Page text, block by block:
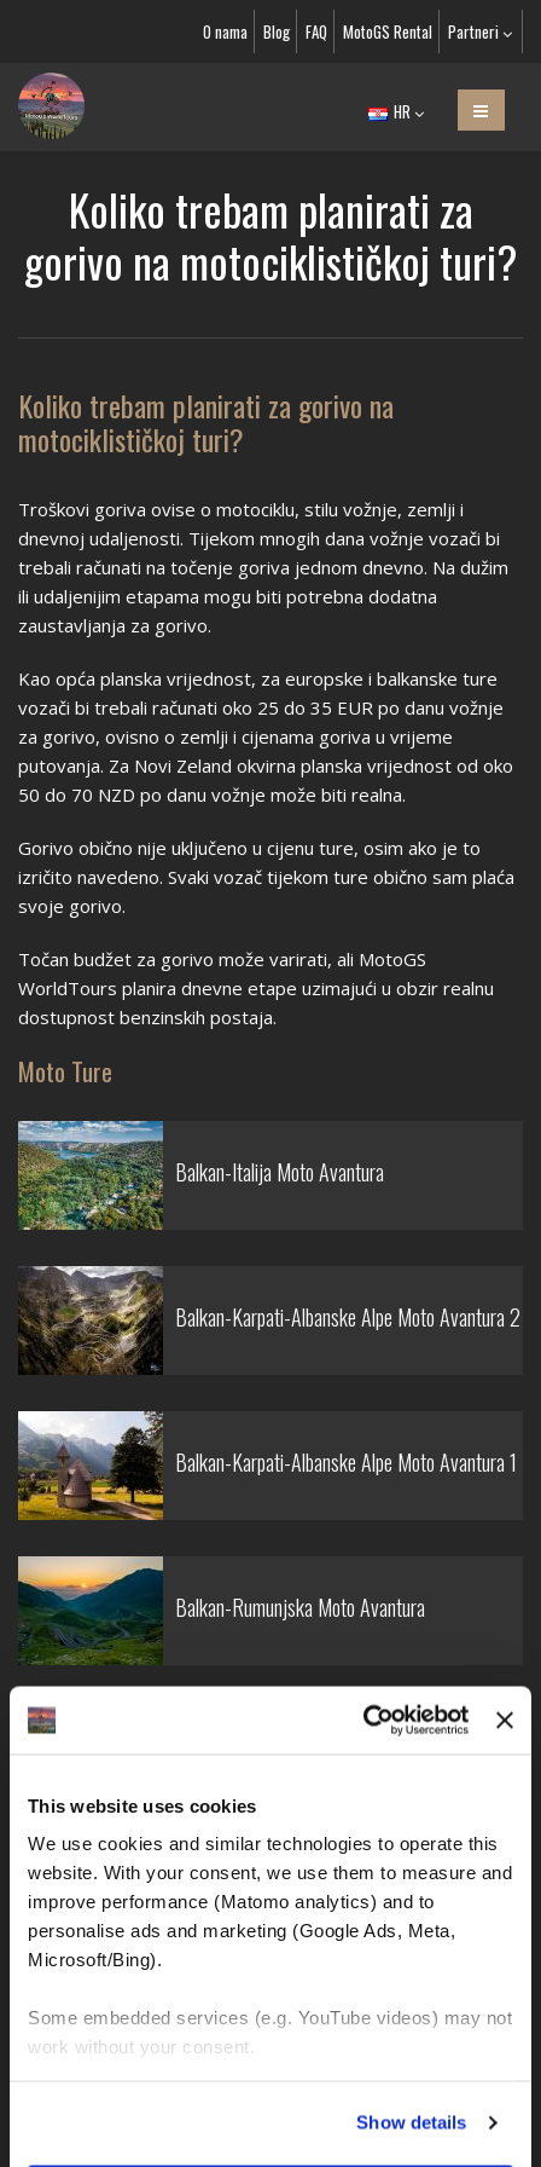
This website uses cookies
We use cookies and similar technologies to operate this
website. With your consent, we use them to measure and
improve performance (Matomo analytics) and to
personalise ads and marketing (Google Ads, Meta,
Microsoft/Bing).
Some embedded services (e.g. YouTube videos) may not
work without your consent.
manage your preferences. You can change your choice
at any time via “Cookie settings” in the footer. For more
Show details
O nama Blog FAQ MotoGS Rental Partneri
HR
Koliko trebam planirati za
gorivo na motociklističkoj turi?
Koliko trebam planirati za gorivo na
motociklističkoj turi?
Troškovi goriva ovise o motociklu, stilu vožnje, zemlji i
dnevnoj udaljenosti. Tijekom mnogih dana vožnje vozači bi
trebali računati na točenje goriva jednom dnevno. Na dužim
ili udaljenijim etapama mogu biti potrebna dodatna
zaustavljanja za gorivo.
Kao opća planska vrijednost, za europske i balkanske ture
vozači bi trebali računati oko 25 do 35 EUR po danu vožnje
za gorivo, ovisno o zemlji i cijenama goriva u vrijeme
putovanja. Za Novi Zeland okvirna planska vrijednost od oko
50 do 70 NZD po danu vožnje može biti realna.
Gorivo obično nije uključeno u cijenu ture, osim ako je to
izričito navedeno. Svaki vozač tijekom ture obično sam plaća
svoje gorivo.
Točan budžet za gorivo može varirati, ali MotoGS
WorldTours planira dnevne etape uzimajući u obzir realnu
dostupnost benzinskih postaja.
Moto Ture
Balkan-Italija Moto Avantura
Balkan-Karpati-Albanske Alpe Moto Avantura 2
Balkan-Karpati-Albanske Alpe Moto Avantura 1
Balkan-Rumunjska Moto Avantura
Hrvatska-Sicilija-Amalfijska Moto Avantura
Novi Zeland Moto Avantura